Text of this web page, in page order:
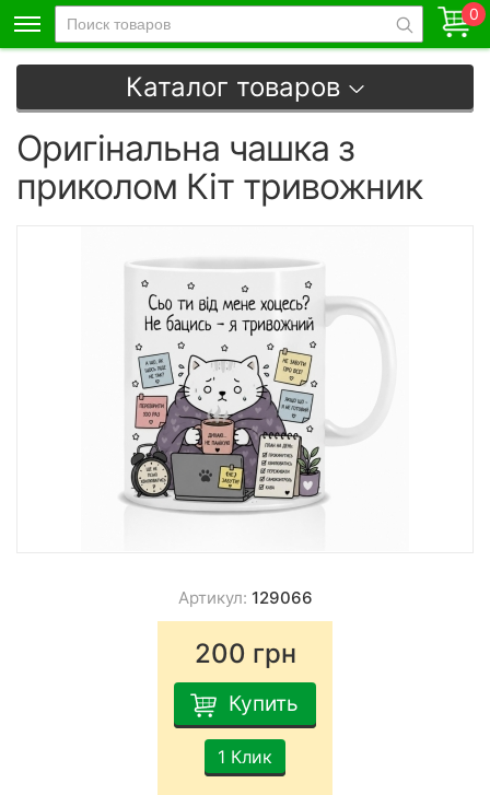
0
Каталог товаров
Оригінальна чашка з
приколом Кіт тривожник
Артикул: 129066
200 грн
Купить
1 Клик